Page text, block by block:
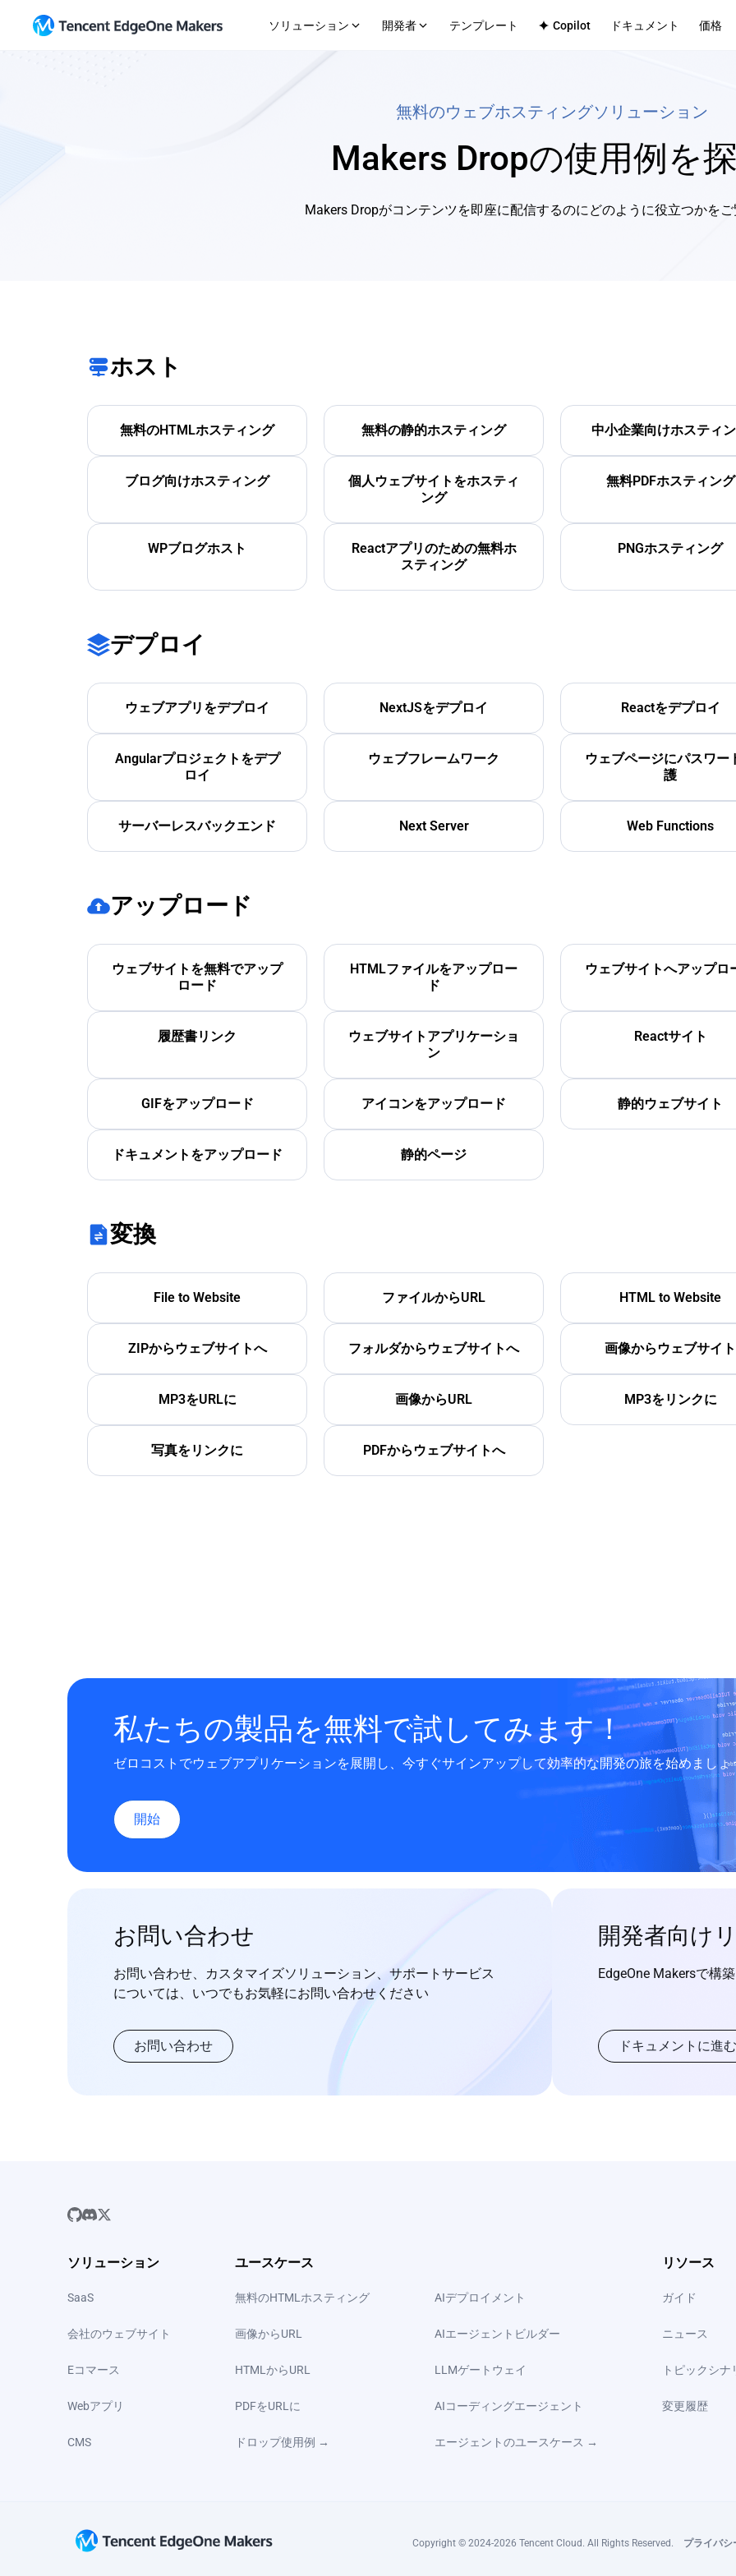
ソリューション
プラットフォームのデプロイインフラストラク
エンタープライズチーム向け
Eコマース
柔軟なフロントエンド・バックエンドサービス
CMS
効率的なコンテンツサイトの
開発者
トピックシナリオ
変更履歴
Github
テンプレート Copilot ドキュメント 価格
無料のウェブホスティングソリューション
Makers Dropの使用例を
Makers Dropがコンテンツを即座に配信するのにどのように役立つかを
ホスト
無料のHTMLホスティング 無料の静的ホスティング 中小企業向けホスティ
ブログ向けホスティング
個人ウェブサイトをホスティ
ング
無料PDFホスティング
WPブログホスト
Reactアプリのための無料ホ
スティング
PNGホスティング
デプロイ
ウェブアプリをデプロイ NextJSをデプロイ Reactをデプロイ
Angularプロジェクトをデプ
ロイ
ウェブフレームワーク
ウェブページにパスワー
護
サーバーレスバックエンド Next Server Web Functions
アップロード
ウェブサイトを無料でアップ
ロード
HTMLファイルをアップロー
ド
ウェブサイトへアップロ
履歴書リンク
ウェブサイトアプリケーショ
ン
Reactサイト
GIFをアップロード アイコンをアップロード 静的ウェブサイト
ドキュメントをアップロード 静的ページ
変換
File to Website ファイルからURL HTML to Website
ZIPからウェブサイトへ フォルダからウェブサイトへ 画像からウェブサイト
MP3をURLに 画像からURL MP3をリンクに
写真をリンクに PDFからウェブサイトへ
私たちの製品を無料で試してみます！
ゼロコストでウェブアプリケーションを展開し、今すぐサインアップして効率的な開発の旅を始めましょ
開始
お問い合わせ
お問い合わせ、カスタマイズソリューション、サポートサービス
については、いつでもお気軽にお問い合わせください
お問い合わせ
開発者向け
EdgeOne Makersで構
ドキュメントに進む
ソリューション
SaaS
会社のウェブサイト
Eコマース
Webアプリ
CMS
ユースケース
無料のHTMLホスティング
画像からURL
HTMLからURL
PDFをURLに
ドロップ使用例 →
AIデプロイメント
AIエージェントビルダー
LLMゲートウェイ
AIコーディングエージェント
エージェントのユースケース →
リソース
ガイド
ニュース
トピックシナ
変更履歴
Copyright © 2024-2026 Tencent Cloud. All Rights Reserved. プライバシ